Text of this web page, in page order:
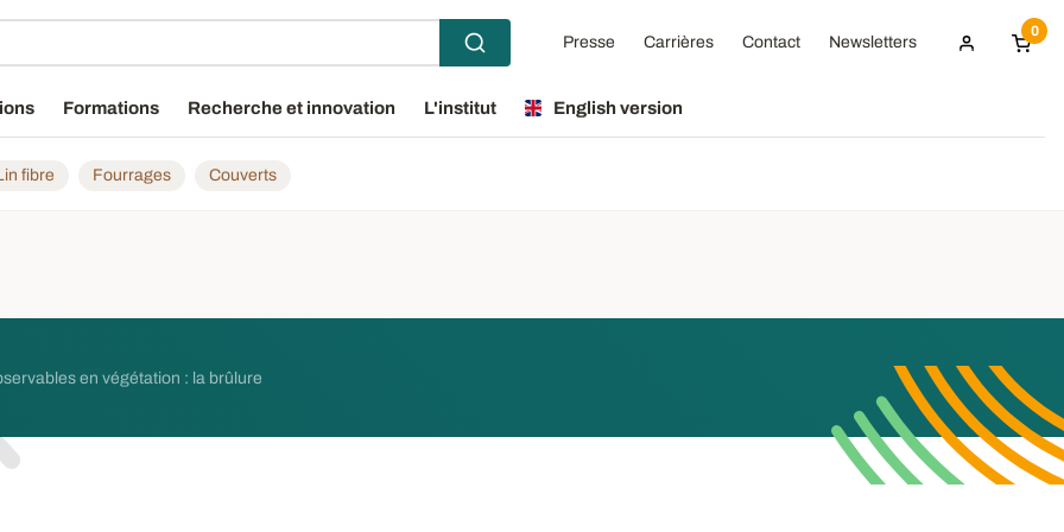
Presse Carrières Contact Newsletters
0
Formations Recherche et innovation L'institut English version
fibre Fourrages Couverts
en végétation : la brûlure